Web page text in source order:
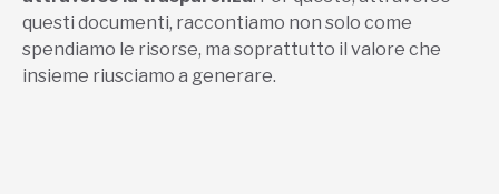
questi documenti, raccontiamo non solo come
spendiamo le risorse, ma soprattutto il valore che
insieme riusciamo a generare.